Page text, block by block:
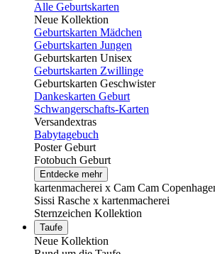
Alle Geburtskarten
Neue Kollektion
Geburtskarten Mädchen
Geburtskarten Jungen
Geburtskarten Unisex
Geburtskarten Zwillinge
Geburtskarten Geschwister
Dankeskarten Geburt
Schwangerschafts-Karten
Versandextras
Babytagebuch
Poster Geburt
Fotobuch Geburt
Entdecke mehr
kartenmacherei x Cam Cam
Sissi Rasche x kartenmacherei
Sternzeichen Kollektion
Taufe
Neue Kollektion